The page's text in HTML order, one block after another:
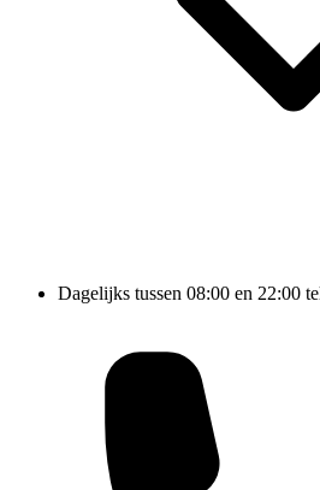
Dagelijks tussen 08:00 en 22:00